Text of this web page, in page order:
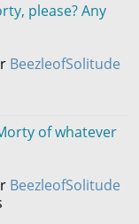
please? Any
BeezleofSolitude
of whatever
BeezleofSolitude